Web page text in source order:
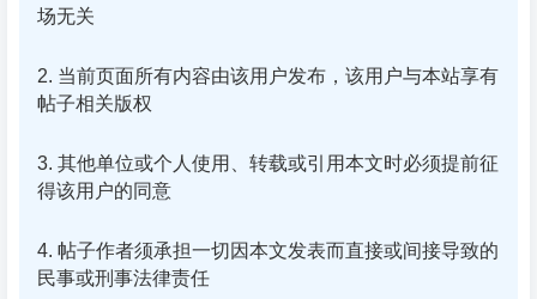
场无关
2. 当前页面所有内容由该用户发布，该用户与本站享有
帖子相关版权
3. 其他单位或个人使用、转载或引用本文时必须提前征
得该用户的同意
4. 帖子作者须承担一切因本文发表而直接或间接导致的
民事或刑事法律责任